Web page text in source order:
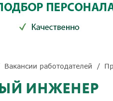
Вакансии работодателей
ИНЖЕНЕР